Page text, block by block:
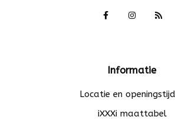
Informatie
Locatie en
iXXXi maattabel